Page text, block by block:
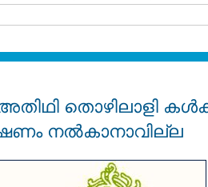
തൊഴിലാളി
നല്‍കാനാവില്ല